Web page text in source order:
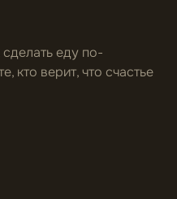
сделать еду по-
кто верит, что счастье